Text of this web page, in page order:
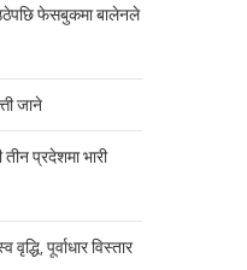
फेसबुकमा बालेनले
जाने
प्रदेशमा भारी
पूर्वाधार विस्तार